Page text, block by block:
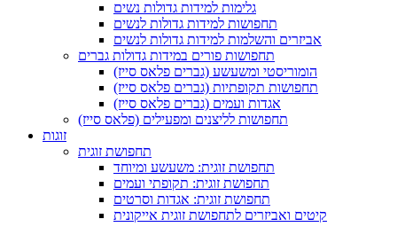
גלימות למידות גדולות נשים
תחפושות למידות גדולות לנשים
אביזרים והשלמות למידות גדולות לנשים
תחפושות פורים במידות גדולות גברים
הומוריסטי ומשעשע (גברים פלאס סייז)
תחפושות תקופתיות (גברים פלאס סייז)
אגדות ועמים (גברים פלאס סייז)
תחפושות לליצנים ומפעילים (פלאס סייז)
זוגות
תחפושת זוגית
תחפושת זוגית: משעשע ומיוחד
תחפושת זוגית: תקופתי ועמים
תחפושת זוגית: אגדות וסרטים
קיטים ואביזרים לתחפושת זוגית אייקונית